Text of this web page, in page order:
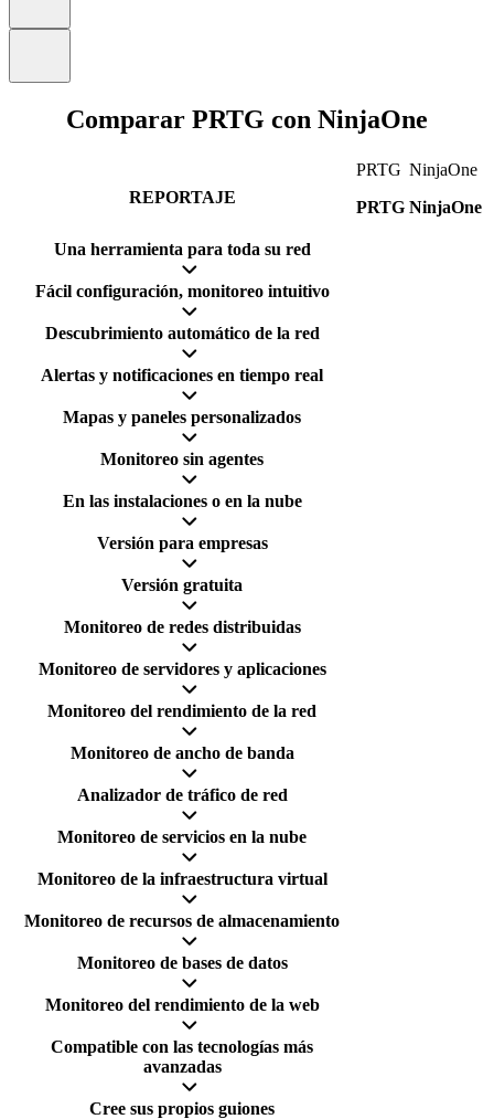
Comparar PRTG con NinjaOne
REPORTAJE
PRTG
PRTG
NinjaOne
NinjaOne
Una herramienta para toda su red
Fácil configuración, monitoreo intuitivo
Descubrimiento automático de la red
Alertas y notificaciones en tiempo real
Mapas y paneles personalizados
Monitoreo sin agentes
En las instalaciones o en la nube
Versión para empresas
Versión gratuita
Monitoreo de redes distribuidas
Monitoreo de servidores y aplicaciones
Monitoreo del rendimiento de la red
Monitoreo de ancho de banda
Analizador de tráfico de red
Monitoreo de servicios en la nube
Monitoreo de la infraestructura virtual
Monitoreo de recursos de almacenamiento
Monitoreo de bases de datos
Monitoreo del rendimiento de la web
Compatible con las tecnologías más
avanzadas
Cree sus propios guiones